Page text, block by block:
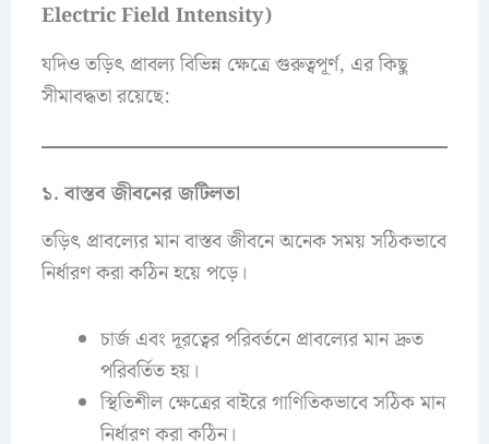
Electric Field Intensity)
যদিও তড়িৎ প্রাবল্য বিভিন্ন ক্ষেত্রে গুরুত্বপূর্ণ, এর কিছু
সীমাবদ্ধতা রয়েছে:
১. বাস্তব জীবনের জটিলতা
তড়িৎ প্রাবল্যের মান বাস্তব জীবনে অনেক সময় সঠিকভাবে
নির্ধারণ করা কঠিন হয়ে পড়ে।
চার্জ এবং দূরত্বের পরিবর্তনে প্রাবল্যের মান দ্রুত
পরিবর্তিত হয়।
স্থিতিশীল ক্ষেত্রের বাইরে গাণিতিকভাবে সঠিক মান
নির্ধারণ করা কঠিন।